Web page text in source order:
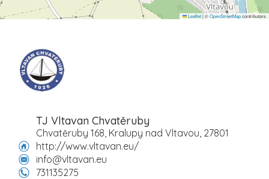
Leaflet|©OpenStreetMapcontributors
TJ Vltavan Chvatěruby
Chvatěruby 168, Kralupy nad Vltavou, 27801
http://www.vltavan.eu/
info@vltavan.eu
731135275